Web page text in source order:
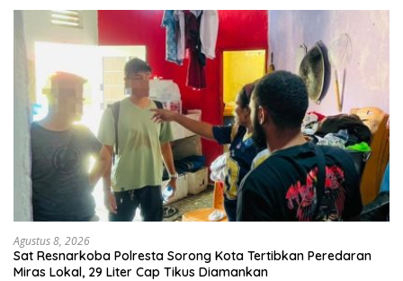
Agustus 8, 2026
Sat Resnarkoba Polresta Sorong Kota Tertibkan Peredaran
Miras Lokal, 29 Liter Cap Tikus Diamankan